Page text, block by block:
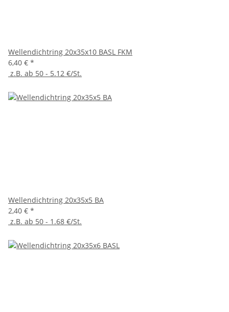
Wellendichtring 20x35x10 BASL FKM
6,40 € *
z.B. ab 50 - 5.12 €/St.
Wellendichtring 20x35x5 BA
2,40 € *
z.B. ab 50 - 1.68 €/St.